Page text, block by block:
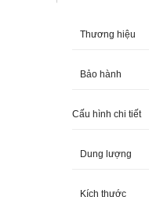
Thương hiệu
Bảo hành
Cấu hình chi tiết
Dung lượng
Kích thước